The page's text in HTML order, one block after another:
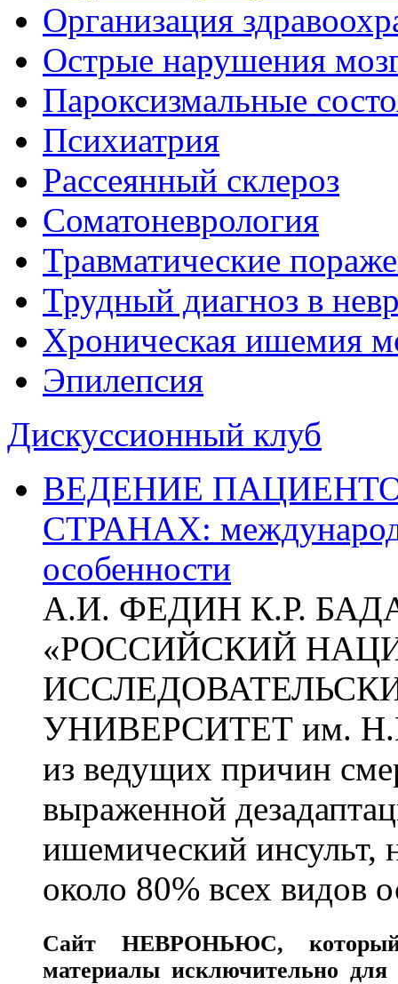
Организация
Острые нарушения
Пароксизмальные
Психиатрия
Рассеянный склероз
Соматоневрология
Травматические
Трудный диагноз в
Хроническая ишемия
Эпилепсия
Дискуссионный клуб
ВЕДЕНИЕ
СТРАНАХ:
особенности
А.И. ФЕДИН К.Р.
«РОССИЙСКИЙ
УНИВЕРСИТЕТ им.
из ведущих причин
выраженной
ишемический инсульт,
около 80% всех видов
СайтНЕВРОНЬЮС,
материалы исключительно для